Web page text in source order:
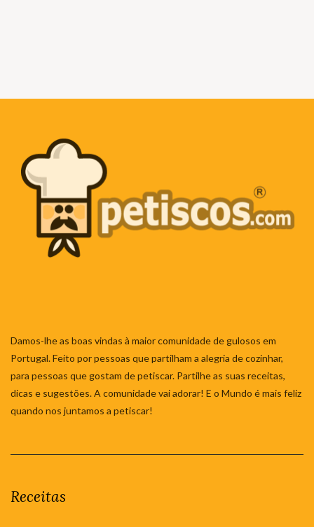
Damos-lhe as boas vindas à maior comunidade de gulosos em
Portugal. Feito por pessoas que partilham a alegria de cozinhar,
para pessoas que gostam de petiscar. Partilhe as suas receitas,
dicas e sugestões. A comunidade vai adorar! E o Mundo é mais feliz
quando nos juntamos a petiscar!
Receitas